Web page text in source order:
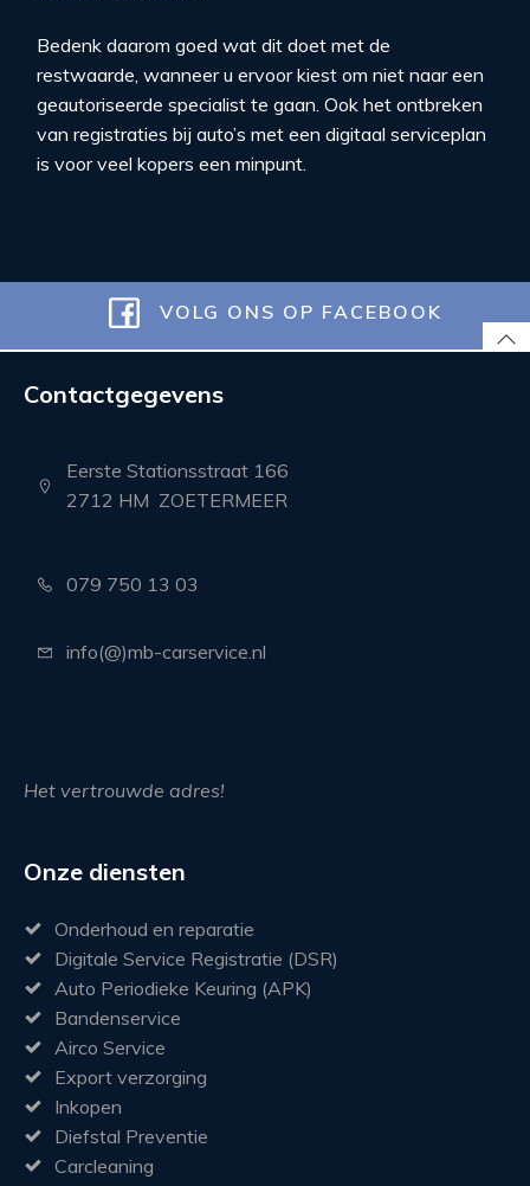
Bedenk daarom goed wat dit doet met de
restwaarde, wanneer u ervoor kiest om niet naar een
geautoriseerde specialist te gaan. Ook het ontbreken
van registraties bij auto’s met een digitaal serviceplan
is voor veel kopers een minpunt.
VOLG ONS OP FACEBOOK
Contactgegevens
Eerste Stationsstraat 166
2712 HM ZOETERMEER
079 750 13 03
info(@)mb-carservice.nl
Het vertrouwde adres!
Onze diensten
Onderhoud en reparatie
Digitale Service Registratie (DSR)
Auto Periodieke Keuring (APK)
Bandenservice
Airco Service
Export verzorging
Inkopen
Diefstal Preventie
Carcleaning